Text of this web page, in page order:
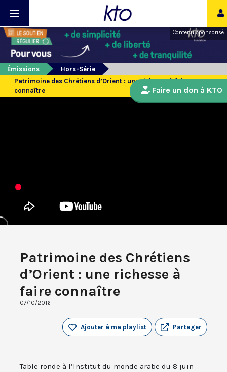
Contenu sponsorisé
Émissions
Hors-Série
Patrimoine des Chrétiens d’Orient : une richesse à faire
connaître
Patrimoine des Chrétiens
d’Orient : une richesse à
faire connaître
07/10/2016
Partager
Ajouter à ma playlist
Table ronde à l’Institut du monde arabe du 8 juin
Faire un don à KTO